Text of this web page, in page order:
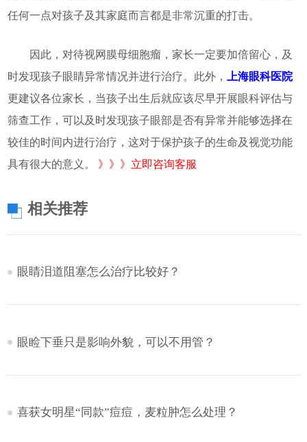
任何一点对孩子及其家庭而言都是非常沉重的打击。
因此，对待视网膜母细胞瘤，家长一定要加倍留心，及
时发现孩子眼睛异常情况并进行治疗。此外，
上海眼科医院
更建议各位家长，当孩子出生后就应该尽早开展眼科评估与
筛查工作，可以及时发现孩子眼部是否有异常并能够选择在
较佳的时间内进行治疗，这对于保护孩子的生命及视觉功能
具有很大的意义。
》》》立即咨询客服
相关推荐
眼睛泪道阻塞怎么治疗比较好？
眼睑下垂只是影响外貌，可以不用管？
喜获女明星“同款”痘痘，麦粒肿怎么处理？